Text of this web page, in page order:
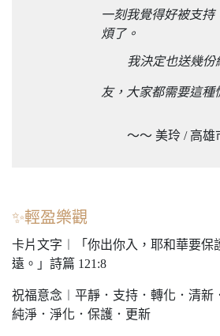
一刻我覺得好被支持
煩了。
我決定也送幾份
友，大家都需要這種
～～ 美玲 / 高雄
✨輕盈樂觀
卡片文字︱「你出你入，耶和華要保
遠。」詩篇 121:8
祝福意念︱平靜．支持．轉化．清新
純淨．淨化．保護．更新